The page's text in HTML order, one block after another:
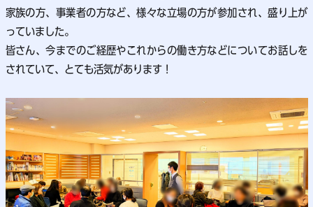
家族の方、事業者の方など、様々な立場の方が参加され、盛り上が
っていました。
皆さん、今までのご経歴やこれからの働き方などについてお話しを
されていて、とても活気があります！